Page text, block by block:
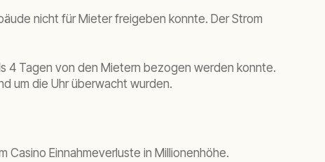
nicht für Mieter freigeben konnte. Der Strom
4 Tagen von den Mietern bezogen werden konnte.
um die Uhr überwacht wurden.
Einnahmeverluste in Millionenhöhe.